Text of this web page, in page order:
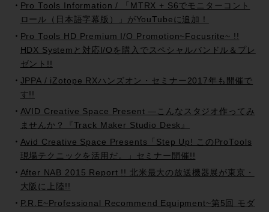
Pro Tools Information / 「MTRX + S6でモニターコント
ロール（日本語字幕版）」がYouTubeに追加！
Pro Tools HD Premium I/O Promotion~Focusrite~ !!
HDX Systemと対応I/Oを購入でスペシャルバンドル＆プレ
ゼント!!
JPPA / iZotope RXハンズオン・セミナー2017年も開催で
す!!
AVID Creative Space Present —こんなスタジオ作ってみ
ませんか？『Track Maker Studio Desk』
Avid Creative Space Presents「Step Up! このProTools
現場テクニックを活用だ。」セミナー開催!!
After NAB 2015 Report !! 北米最大の放送機器展が東京・
大阪に上陸!!
P.R.E~Professional Recommend Equipment~第5回 モダ